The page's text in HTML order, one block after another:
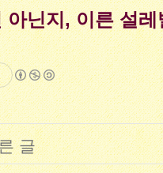
아닌지, 이른 설
글